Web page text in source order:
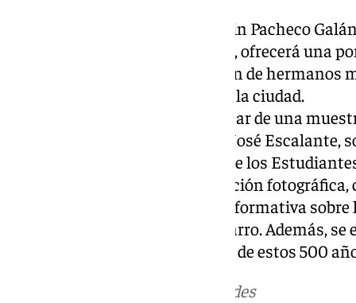
El 18 de octubre, fray Joaquin Pacheco
orden a nivel internacional, ofrecerá una
visitará una gran delegación de hermanos
Veracruz a nivel nacional a la ciudad.
Faltan fechas por determinar de una
será comisario su director José Escalante,
actual de la Archicofradía de los
Habrá también una exposición
Villena. Y, una conferencia formativa
escultor Juan Manuel Miñarro. Además,
conmemorativo de Correos de estos 500
en las redes